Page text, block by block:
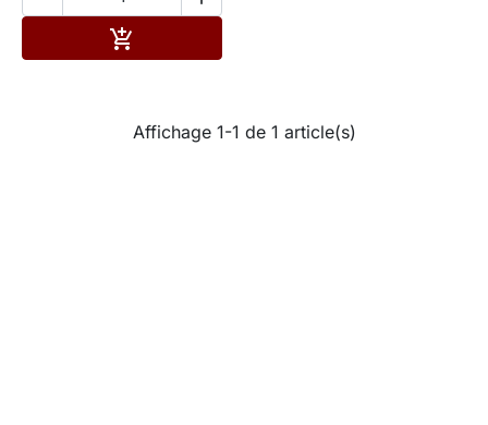

Affichage 1-1 de 1 article(s)